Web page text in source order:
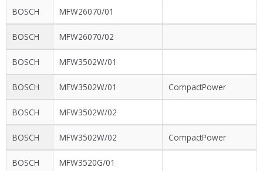
BOSCH MFW26070/01
BOSCH MFW26070/02
BOSCH MFW3502W/01
BOSCH MFW3502W/01 CompactPower
BOSCH MFW3502W/02
BOSCH MFW3502W/02 CompactPower
BOSCH MFW3520G/01